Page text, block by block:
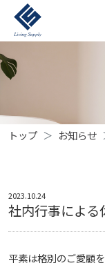
トップ お知らせ
2023.10.24
社内行事による
平素は格別のご愛顧